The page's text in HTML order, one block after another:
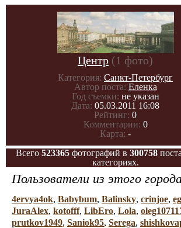
Центр (1 фото)
Категория: Санкт-Петербург
Автор поста: Еленка
Год съемки: не указан
Дата: 05.03.2011 16:08
Рейтинг: 0
Комментарии: 0
Карта: -
Всего 523365 фотографий в 300758
категориях.
Пользователи из этого
4ervya4ok, Babybum, Balinsky, crinjoe,
JuraAlex, kotofff, LibEro, Lola,
prutkov1949, Saniok95, Serega,